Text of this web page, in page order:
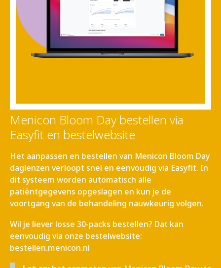
Menicon Bloom Day bestellen via
Easyfit en bestelwebsite
Het aanpassen en bestellen van Menicon Bloom Day
daglenzen verloopt snel en eenvoudig via Easyfit. In
dit systeem worden automatisch alle
patiëntgegevens opgeslagen en kun je de
voortgang van de behandeling nauwkeurig volgen.
Wil je liever losse 30-packs bestellen? Dat kan
eenvoudig via onze bestelwebsite:
bestellen.menicon.nl